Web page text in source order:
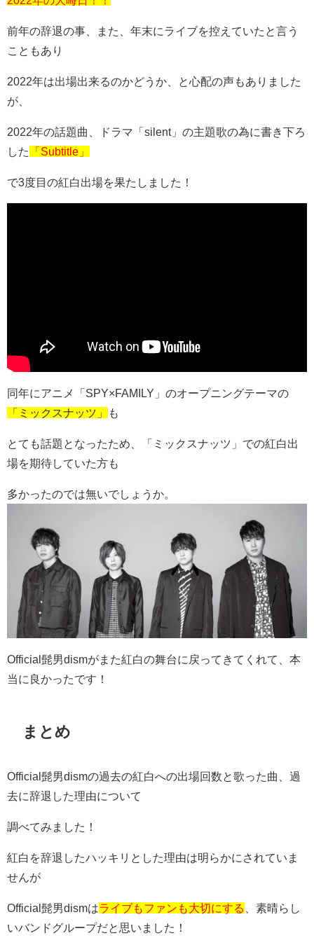
前年の辞退の事、また、年末にライブを控えていたと言う
こともあり
2022年は出場出来るのかどうか、と心配の声もありました
が、
2022年の話題曲、ドラマ「silent」の主題歌の為に書き下ろ
した
「Subtitle」
で3度目の紅白出場を果たしました！
同年にアニメ「SPY×FAMILY」のオープニングテーマの
「ミックスナッツ」
も
とても話題となったため、「ミックスナッツ」での紅白出
場を期待していた方も
多かったのでは無いでしょうか。
Official髭男dismがまた紅白の舞台に戻ってきてくれて、本
当に良かったです！
まとめ
Official髭男dismの過去の紅白への出場回数と歌った曲、過
去に辞退した理由について
調べてみました！
紅白を辞退したハッキリとした理由は明らかにされていま
せんが
Official髭男dismはライブもファンも大切にする
、素晴らし
いバンドグループだと思いました！